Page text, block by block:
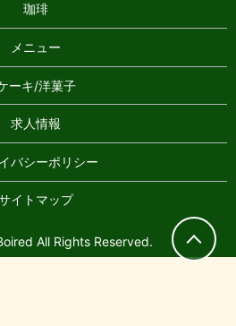
珈琲
メニュー
ーキ/洋菓子
求人情報
バシーポリシー
イトマップ
All Rights Reserved.